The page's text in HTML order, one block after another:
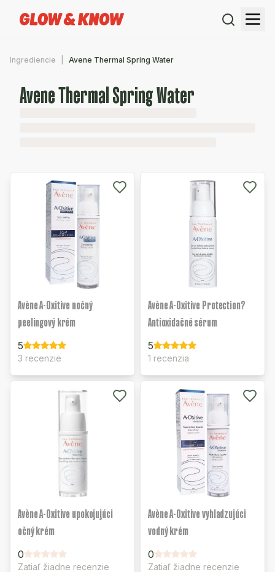
Ingrediencie Avene Thermal Spring Water
Avene Thermal Spring Water
Avène A-Oxitive nočný
peelingový krém
5
3 recenzie
Avène A-Oxitive Protection?
Antioxidačné sérum
5
1 recenzia
Avène A-Oxitive upokojujúci
očný krém
0
Zatiaľ žiadne recenzie
Avène A-Oxitive vyhladzujúci
vodný krém
0
Zatiaľ žiadne recenzie